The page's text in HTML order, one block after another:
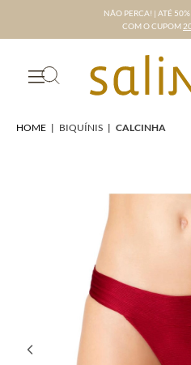
NÃO PERCA! | ATÉ
COM O CUPOM
HOME | BIQUÍNIS | CALCINHA